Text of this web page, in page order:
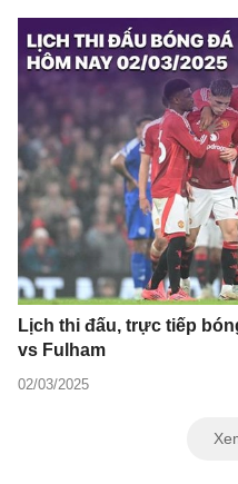
Lịch thi đấu, trực tiếp
vs Fulham
02/03/2025